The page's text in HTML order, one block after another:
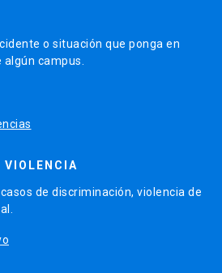
o situación que ponga en
campus.
VIOLENCIA
de discriminación, violencia de